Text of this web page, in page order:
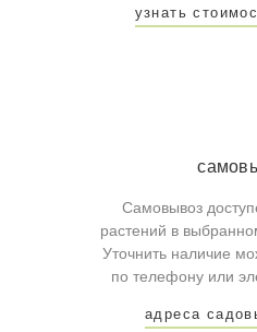
узнать
Самовывоз
растений в
Уточнить наличие
по телефону или
адреса